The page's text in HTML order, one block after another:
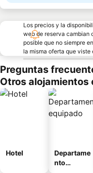
Los precios y la
web de reserva cambian
posible que no siempre
la misma oferta que viste
Preguntas
Otros alojamientos
Hotel
Departame
nto